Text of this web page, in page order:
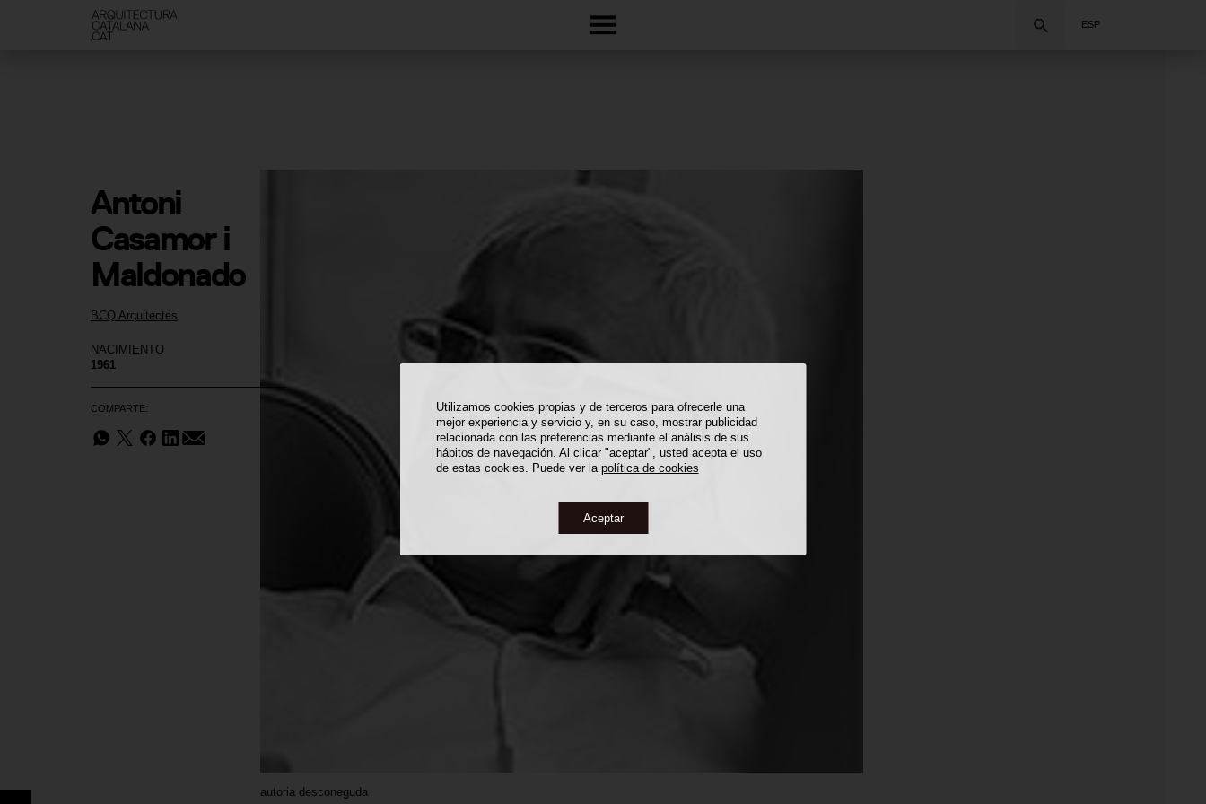
Utilizamos cookies propias y de terceros para ofrecerle una
mejor experiencia y servicio y, en su caso, mostrar publicidad
relacionada con las preferencias mediante el análisis de sus
hábitos de navegación. Al clicar "aceptar", usted acepta el uso
de estas cookies. Puede ver la política de cookies
Aceptar
ESP
BCQ Arquitectes
NACIMIENTO
1961
COMPARTE:
Antoni
Casamor i
Maldonado
autoria desconeguda